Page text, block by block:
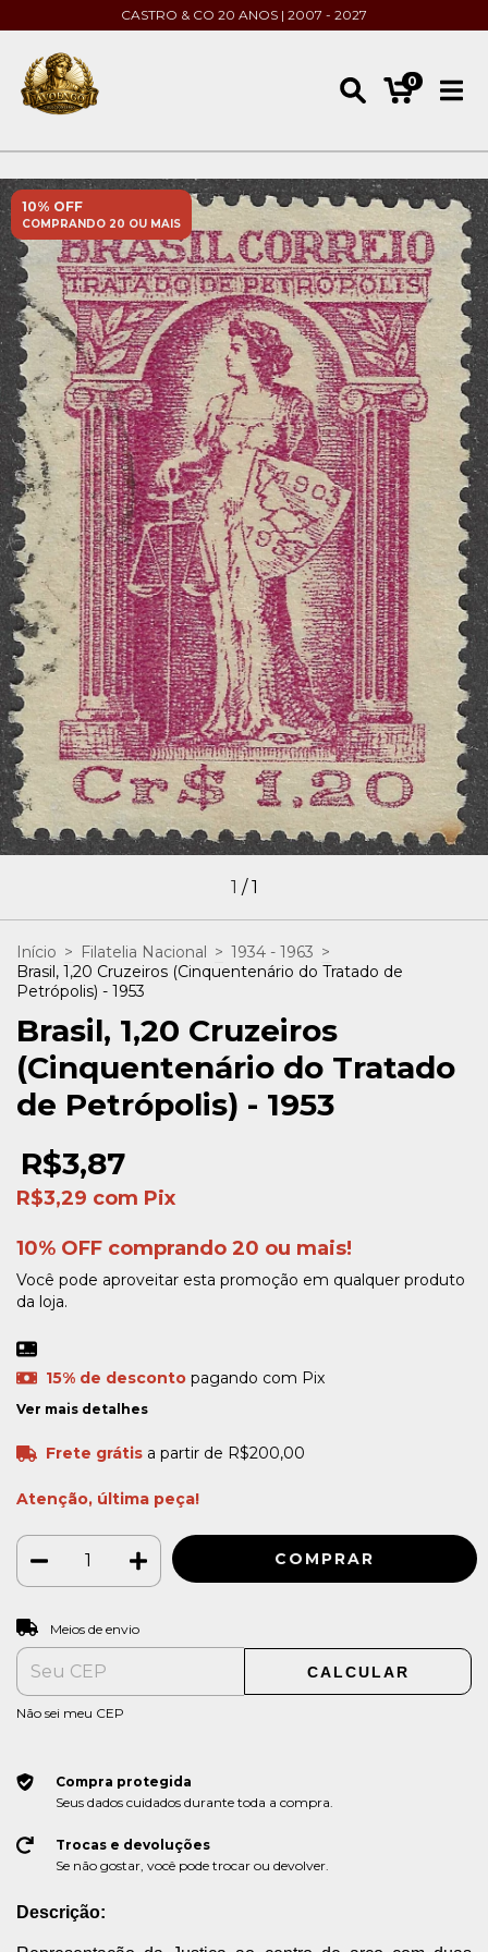
CASTRO & CO 20 ANOS | 2007 - 2027
0
10% OFF
COMPRANDO 20 OU MAIS
1 /1
Início > Filatelia Nacional > 1934 - 1963 >
Brasil, 1,20 Cruzeiros (Cinquentenário do Tratado de
Petrópolis) - 1953
Brasil, 1,20 Cruzeiros
(Cinquentenário do Tratado
de Petrópolis) - 1953
R$3,87
R$3,29 com Pix
10% OFF comprando 20 ou mais!
Você pode aproveitar esta promoção em qualquer produto
da loja.
15% de descontopagando com Pix
Ver mais detalhes
Frete grátis a partir de R$200,00
Atenção, última peça!
Entregas para o CEP:
Meios de envio
CALCULAR
Não sei meu CEP
Compra protegida
Seus dados cuidados durante toda a compra.
Trocas e devoluções
Se não gostar, você pode trocar ou devolver.
Descrição: